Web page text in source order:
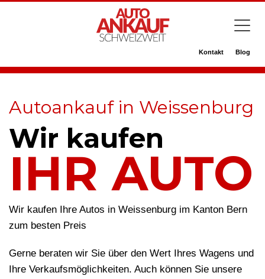
Kontakt Blog
Autoankauf in Weissenburg
Wir kaufen
IHR AUTO
Wir kaufen Ihre Autos in Weissenburg im Kanton Bern
zum besten Preis
Gerne beraten wir Sie über den Wert Ihres Wagens und
Ihre Verkaufsmöglichkeiten. Auch können Sie unsere